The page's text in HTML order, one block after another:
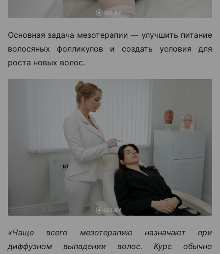
Основная задача мезотерапии — улучшить питание
волосяных фолликулов и создать условия для
роста новых волос.
«Чаще всего мезотерапию назначают при
диффузном выпадении волос. Курс обычно